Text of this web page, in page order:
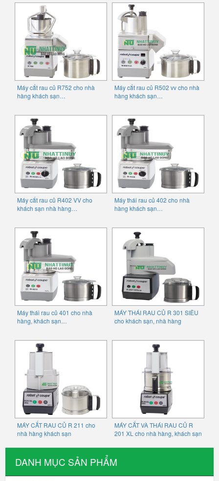
DANH MỤC SẢN PHẨM
Máy cắt rau củ R752 cho nhà
hàng khách sạn…
Máy cắt rau củ R502 vv cho nhà
hàng khách sạn…
Máy cắt rau củ R402 VV cho
khách sạn nhà hàng…
Máy thái rau củ 402 cho nhà
hàng khách sạn…
Máy thái rau củ 401 cho nhà
hàng, khách sạn…
MÁY THÁI RAU CỦ R 301 SIÊU
cho khách sạn, nhà hàng
MÁY CẮT RAU CỦ R 211 cho
nhà hàng khách sạn
MÁY CẮT VÀ THÁI RAU CỦ R
201 XL cho nhà hàng, khách sạn